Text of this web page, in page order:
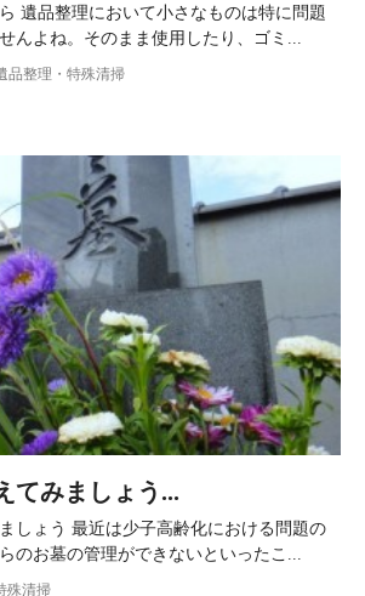
遺品整理において小さなものは特に問題
んよね。そのまま使用したり、ゴミ...
品整理・特殊清掃
てみましょう...
しょう 最近は少子高齢化における問題の
のお墓の管理ができないといったこ...
殊清掃